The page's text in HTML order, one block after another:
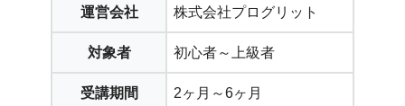
運営会社 株式会社プログリット
対象者 初心者～上級者
受講期間 2ヶ月～6ヶ月